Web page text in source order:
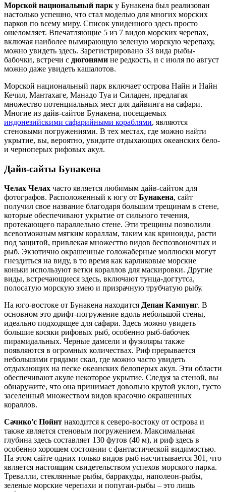
Морской национальный парк у Бунакена был реализован
настолько успешно, что стал моделью для многих морских
парков по всему миру. Список увиденного здесь просто
ошеломляет. Впечатляющие 5 из 7 видов морских черепах,
включая наиболее вымирающую зеленую морскую черепаху,
можно увидеть здесь. Зарегистрировано 33 вида рыбы-
бабочки, встречи с дюгонями не редкость, и с июля по август
можно даже увидеть кашалотов.
Морской национальный парк включает острова Найн и Найн
Кечил, Мантахаге, Манадо Туа и Силаден, предлагая
множество потенциальных мест для дайвинга на сафари.
Многие из дайв-сайтов Бунакена, посещаемых
индонезийскими сафарийными кораблями, являются
стеновыми погружениями. В тех местах, где можно найти
укрытие, вы, вероятно, увидите отдыхающих океанских бело-
и черноперых рифовых акул.
Дайв-сайты Бунакена
Челах Челах часто является любимым дайв-сайтом для
фотографов. Расположенный к югу от Бунакена, сайт
получил свое название благодаря большим трещинам в стене,
которые обеспечивают укрытие от сильного течения,
протекающего параллельно стене. Эти трещины позволили
всевозможным мягким кораллам, таким как криноиды, расти
под защитой, привлекая множество видов беспозвоночных и
рыб. Экзотично окрашенные голожаберные моллюски могут
гнездиться на виду, в то время как карликовые морские
коньки используют ветки кораллов для маскировки. Другие
виды, встречающиеся здесь, включают тунца-догтутса,
полосатую морскую змею и призрачную трубчатую рыбу.
На юго-востоке от Бунакена находится Депан Кампунг. В
основном это дрифт-погружение вдоль небольшой стены,
идеально подходящее для сафари. Здесь можно увидеть
большие косяки рифовых рыб, особенно рыб-бабочек
пирамидальных. Черные дамсели и фузиляры также
появляются в огромных количествах. Риф прерывается
небольшими грядами скал, где можно часто увидеть
отдыхающих на песке океанских белоперых акул. Эти области
обеспечивают акуле некоторое укрытие. Следуя за стеной, вы
обнаружите, что она принимает довольно крутой уклон, густо
заселенный множеством видов красочно окрашенных
кораллов.
Сачико'с Пойнт находится к северо-востоку от острова и
также является стеновым погружением. Максимальная
глубина здесь составляет 130 футов (40 м), и риф здесь в
особенно хорошем состоянии с фантастической видимостью.
На этом сайте одних только видов рыб насчитывается 301, что
является настоящим свидетельством успехов морского парка.
Тревалли, стеклянные рыбы, барракуды, наполеон-рыбы,
зеленые морские черепахи и попугаи-рыбы – это лишь